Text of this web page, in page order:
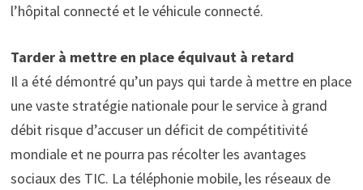
l’hôpital connecté et le véhicule connecté.
Tarder à mettre en place équivaut à retard
Il a été démontré qu’un pays qui tarde à mettre en place
une vaste stratégie nationale pour le service à grand
débit risque d’accuser un déficit de compétitivité
mondiale et ne pourra pas récolter les avantages
sociaux des TIC. La téléphonie mobile, les réseaux de